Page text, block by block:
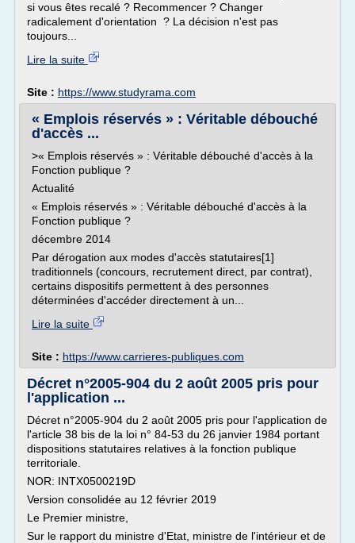
si vous êtes recalé ? Recommencer ? Changer
radicalement d'orientation ? La décision n'est pas
toujours...
Lire la suite
Site : https://www.studyrama.com
« Emplois réservés » : Véritable débouché
d'accès ...
>« Emplois réservés » : Véritable débouché d'accès à la
Fonction publique ?
Actualité
« Emplois réservés » : Véritable débouché d'accès à la
Fonction publique ?
décembre 2014
Par dérogation aux modes d'accès statutaires[1]
traditionnels (concours, recrutement direct, par contrat),
certains dispositifs permettent à des personnes
déterminées d'accéder directement à un...
Lire la suite
Site : https://www.carrieres-publiques.com
Décret n°2005-904 du 2 août 2005 pris pour
l'application ...
Décret n°2005-904 du 2 août 2005 pris pour l'application de
l'article 38 bis de la loi n° 84-53 du 26 janvier 1984 portant
dispositions statutaires relatives à la fonction publique
territoriale.
NOR: INTX0500219D
Version consolidée au 12 février 2019
Le Premier ministre,
Sur le rapport du ministre d'Etat, ministre de l'intérieur et de